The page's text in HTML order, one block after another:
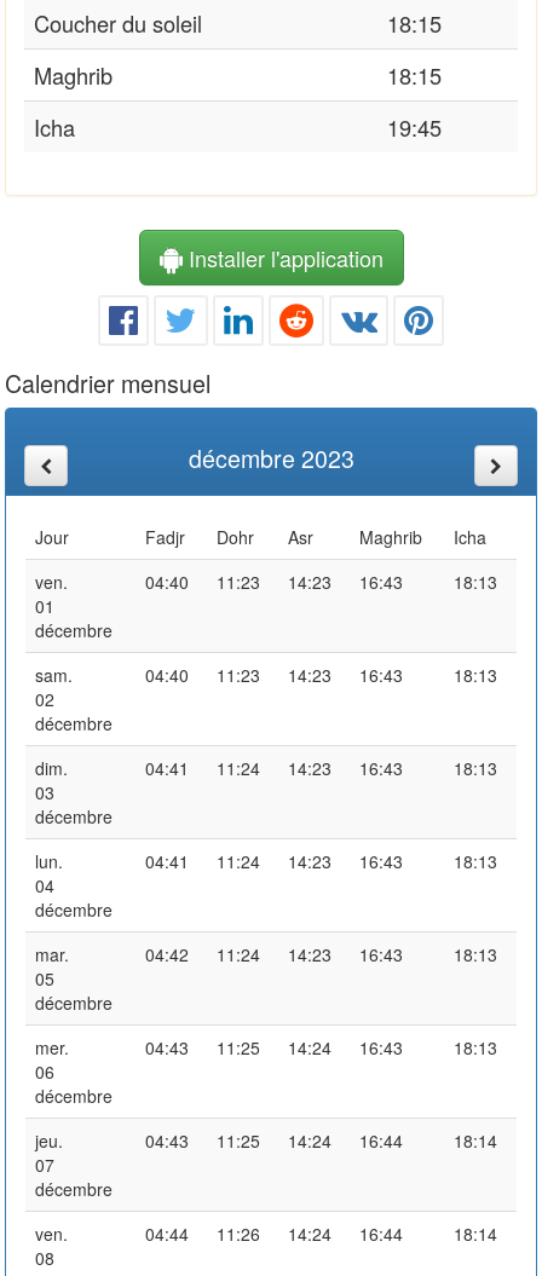
Coucher du soleil
18:15
Maghrib
18:15
Icha
19:45
Installer l'application
Calendrier mensuel
décembre 2023
Jour Fadjr Dohr Asr Maghrib
Icha
ven.
01
décembre
04:40 11:23 14:23 16:43 18:13
sam.
02
décembre
04:40 11:23 14:23 16:43 18:13
dim.
03
décembre
04:41 11:24 14:23 16:43 18:13
lun.
04
décembre
04:41 11:24 14:23 16:43 18:13
mar.
05
décembre
04:42 11:24 14:23 16:43 18:13
mer.
06
décembre
04:43 11:25 14:24 16:43 18:13
jeu.
07
décembre
04:43 11:25 14:24 16:44 18:14
ven.
08
04:44 11:26 14:24 16:44 18:14